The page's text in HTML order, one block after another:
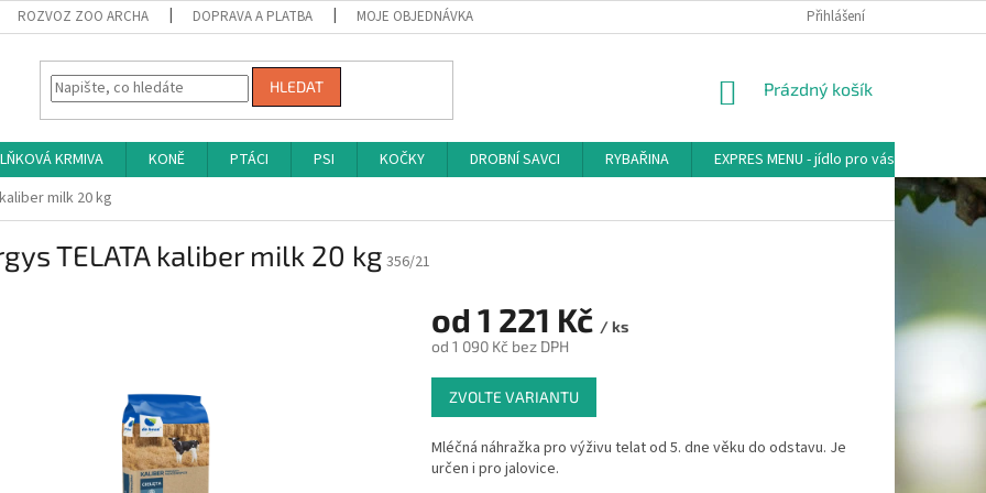
ROZVOZ ZOO ARCHA DOPRAVA A PLATBA MOJE OBJEDNÁVKA Přihlášení
HLEDAT
NÁKUPNÍ
Prázdný košík
KRMIVA KONĚ PTÁCI PSI KOČKY DROBNÍ SAVCI RYBAŘINA EXPRES MENU - jídlo pro vás
milk 20 kg
TELATA kaliber milk 20 kg 356/21
od 1 221 Kč / ks
od 1 090 Kčbez DPH
Měrná
cena:
ZVOLTE VARIANTU
Mléčná náhražka pro výživu telat od 5. dne věku do odstavu. Je
určen i pro jalovice.